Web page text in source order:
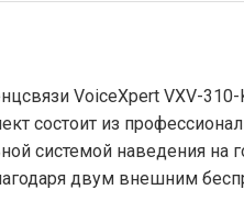
VoiceXpert VXV-
состоит из
системой наведения
двум внешним